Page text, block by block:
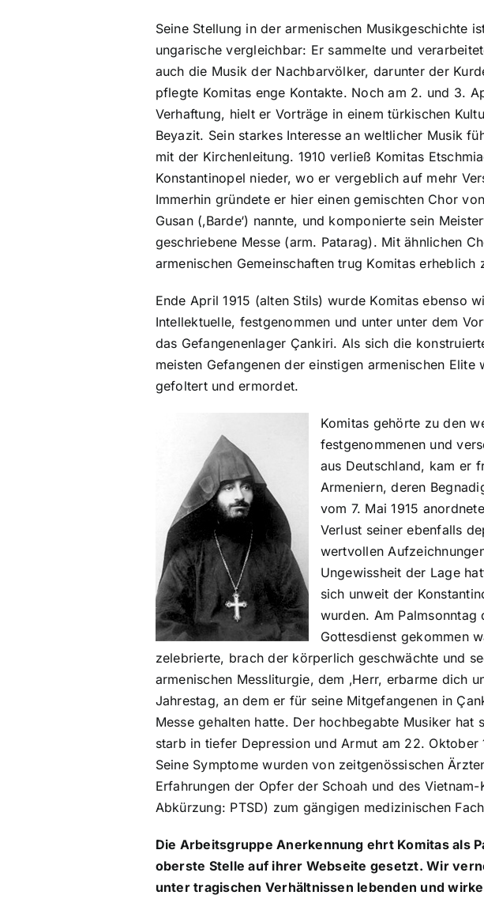
Seine Stellung in der armenischen Musikgeschichte
ungarische vergleichbar: Er sammelte und
auch die Musik der Nachbarvölker, darunter der
pflegte Komitas enge Kontakte. Noch am 2. und 3.
Verhaftung, hielt er Vorträge in einem türkischen
Beyazit. Sein starkes Interesse an weltlicher Musik
mit der Kirchenleitung. 1910 verließ Komitas
Konstantinopel nieder, wo er vergeblich auf mehr
Immerhin gründete er hier einen gemischten Chor
Gusan (‚Barde‘) nannte, und komponierte sein
geschriebene Messe (arm. Patarag). Mit ähnlichen
armenischen Gemeinschaften trug Komitas
Ende April 1915 (alten Stils) wurde Komitas ebenso
Intellektuelle, festgenommen und unter unter dem
das Gefangenenlager Çankiri. Als sich die
meisten Gefangenen der einstigen armenischen
gefoltert und ermordet.
Komitas gehörte zu den
festgenommenen und
aus Deutschland, kam er
Armeniern, deren
vom 7. Mai 1915
Verlust seiner ebenfalls
wertvollen
Ungewissheit der Lage
sich unweit der
wurden. Am Palmsonntag
Gottesdienst gekommen
zelebrierte, brach der körperlich geschwächte und
armenischen Messliturgie, dem ‚Herr, erbarme dich
Jahrestag, an dem er für seine Mitgefangenen in
Messe gehalten hatte. Der hochbegabte Musiker
starb in tiefer Depression und Armut am 22.
Seine Symptome wurden von zeitgenössischen
Erfahrungen der Opfer der Schoah und des
Abkürzung: PTSD) zum gängigen medizinischen
Die Arbeitsgruppe Anerkennung ehrt Komitas als
oberste Stelle auf ihrer Webseite gesetzt. Wir
unter tragischen Verhältnissen lebenden und